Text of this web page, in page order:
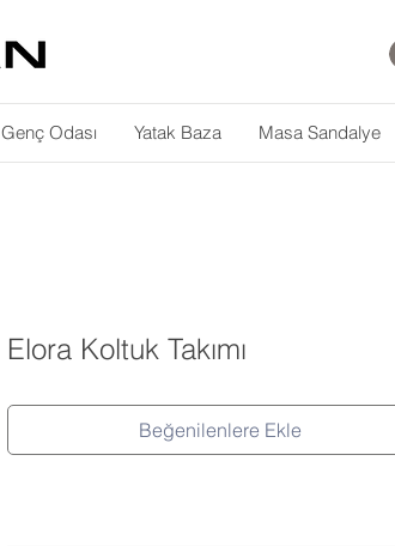
Genç Odası Yatak Baza Masa Sandalye
Elora Koltuk Takımı
Beğenilenlere Ekle